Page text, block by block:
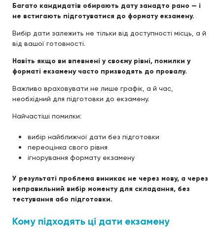
Багато кандидатів обирають дату занадто рано — і
не встигають підготуватися до формату екзамену.
Вибір дати залежить не тільки від доступності місць, а й
від вашої готовності.
Навіть якщо ви впевнені у своєму рівні, помилки у
форматі екзамену часто призводять до провалу.
Важливо враховувати не лише графік, а й час,
необхідний для підготовки до екзамену.
Найчастіші помилки:
вибір найближчої дати без підготовки
переоцінка свого рівня
ігнорування формату екзамену
У результаті проблема виникає не через мову, а через
неправильний вибір моменту для складання, без
тестування або підготовки.
Кому підходять ці дати екзамену